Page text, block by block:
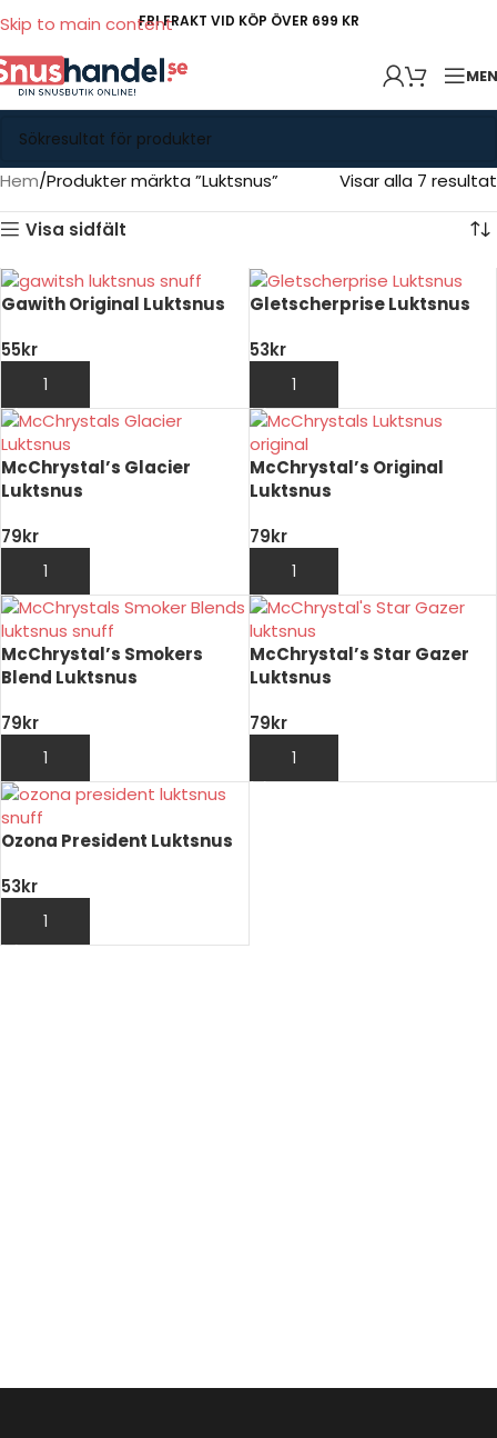
Skip to main contentFRI FRAKT VID KÖP ÖVER 699 KR
Hem Produkter märkta ”Luktsnus” Visar alla 7 resultat
Visa sidfält
Gawith Original Luktsnus
55kr
LÄGG TILL I VARUKORG
Gletscherprise Luktsnus
53kr
LÄGG TILL I VARUKORG
McChrystal’s Glacier
Luktsnus
79kr
LÄGG TILL I VARUKORG
McChrystal’s Original
Luktsnus
79kr
LÄGG TILL I VARUKORG
McChrystal’s Smokers
Blend Luktsnus
79kr
LÄGG TILL I VARUKORG
McChrystal’s Star Gazer
Luktsnus
79kr
LÄGG TILL I VARUKORG
Ozona President Luktsnus
53kr
LÄGG TILL I VARUKORG